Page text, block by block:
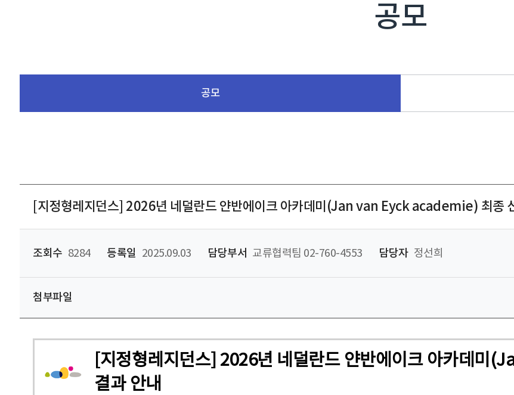
공모
공모
[지정형레지던스] 2026년 네덜란드 얀반에이크 아카데미(Jan van Eyck academie) 최종
조회수 8284 등록일 2025.09.03 담당부서 교류협력팀 02-760-4553 담당자 정선희
첨부파일
[지정형레지던스] 2026년 네덜란드 얀반에이크 아카데미
결과 안내